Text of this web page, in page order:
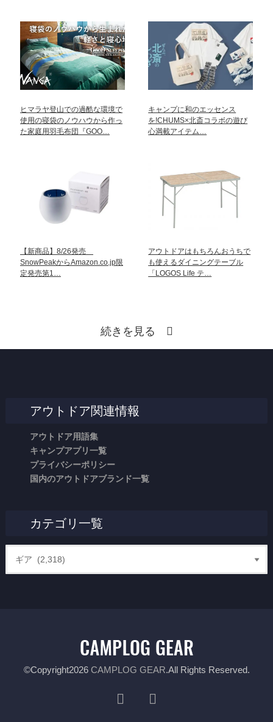
ヒマラヤ登山での過酷な環境で
使用の寝袋のノウハウから作っ
た家庭用羽毛布団『GOO…
キャンプに和のエッセンス
を!CHUMS×北斎コラボの遊び
心満載アイテム…
【新商品】8/26発売
SnowPeakからAmazon.co.jp限
定発売第1…
アウトドアはもちろんおうちで
も使えるダイニングテーブル
「LOGOS Life テ…
続きを見る
アウトドア関連情報
アウトドア用語集
キャンプアプリ一覧
プライバシーポリシー
国内のアウトドアブランド一覧
カテゴリ一覧
©Copyright2026 CAMPLOG GEAR.All Rights Reserved.